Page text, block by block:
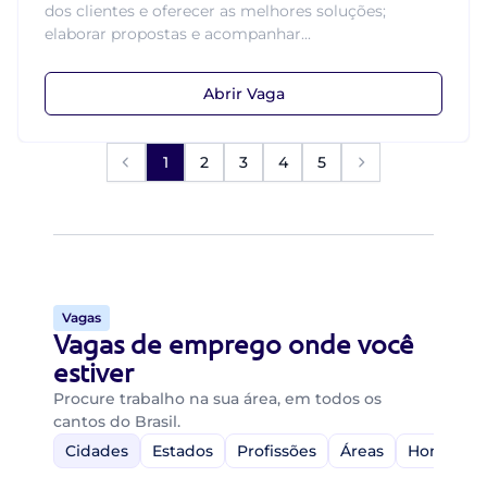
dos clientes e oferecer as melhores soluções;
elaborar propostas e acompanhar...
Abrir Vaga
1 2 3 4 5
Vagas
Vagas de emprego onde você
estiver
Procure trabalho na sua área, em todos os
cantos do Brasil.
Cidades
Estados Profissões Áreas Home-